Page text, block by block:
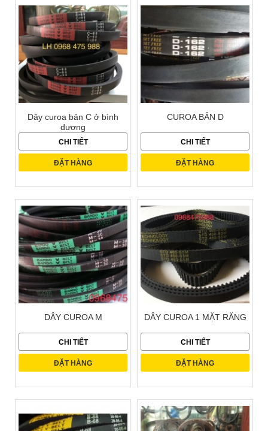
Dây curoa bản C ở bình
dương
CHI TIẾT
ĐẶT HÀNG
CUROA BẢN D
CHI TIẾT
ĐẶT HÀNG
DÂY CUROA M
CHI TIẾT
ĐẶT HÀNG
DÂY CUROA 1 MẶT RĂNG
CHI TIẾT
ĐẶT HÀNG